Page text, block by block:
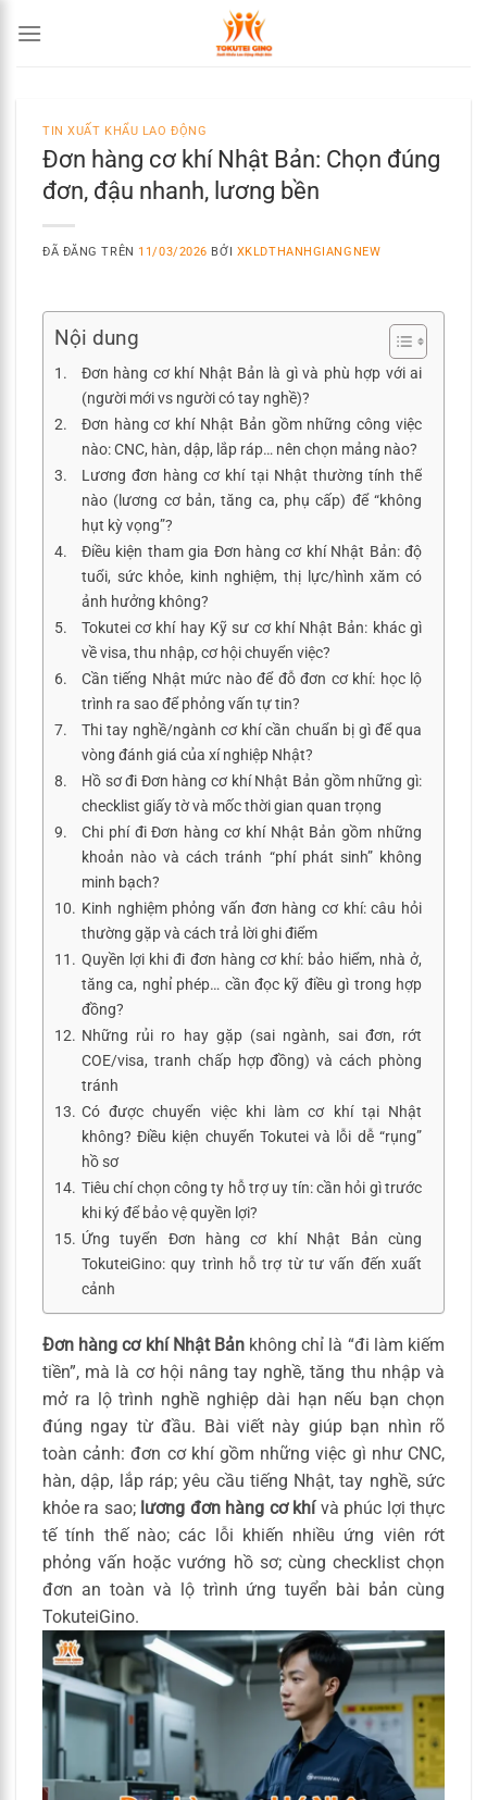
đến
TIN XUẤT KHẨU LAO ĐỘNG
Đơn hàng cơ khí Nhật Bản: Chọn đúng
đơn, đậu nhanh, lương bền
ĐÃ ĐĂNG TRÊN 11/03/2026 BỞI XKLDTHANHGIANGNEW
Nội dung
Đơn hàng cơ khí Nhật Bản là gì và phù hợp với ai
(người mới vs người có tay nghề)?
Đơn hàng cơ khí Nhật Bản gồm những công việc
nào: CNC, hàn, dập, lắp ráp… nên chọn mảng nào?
Lương đơn hàng cơ khí tại Nhật thường tính thế
nào (lương cơ bản, tăng ca, phụ cấp) để “không
hụt kỳ vọng”?
Điều kiện tham gia Đơn hàng cơ khí Nhật Bản: độ
tuổi, sức khỏe, kinh nghiệm, thị lực/hình xăm có
ảnh hưởng không?
Tokutei cơ khí hay Kỹ sư cơ khí Nhật Bản: khác gì
về visa, thu nhập, cơ hội chuyển việc?
Cần tiếng Nhật mức nào để đỗ đơn cơ khí: học lộ
trình ra sao để phỏng vấn tự tin?
Thi tay nghề/ngành cơ khí cần chuẩn bị gì để qua
vòng đánh giá của xí nghiệp Nhật?
Hồ sơ đi Đơn hàng cơ khí Nhật Bản gồm những gì:
checklist giấy tờ và mốc thời gian quan trọng
Chi phí đi Đơn hàng cơ khí Nhật Bản gồm những
khoản nào và cách tránh “phí phát sinh” không
minh bạch?
Kinh nghiệm phỏng vấn đơn hàng cơ khí: câu hỏi
thường gặp và cách trả lời ghi điểm
Quyền lợi khi đi đơn hàng cơ khí: bảo hiểm, nhà ở,
tăng ca, nghỉ phép… cần đọc kỹ điều gì trong hợp
đồng?
Những rủi ro hay gặp (sai ngành, sai đơn, rớt
COE/visa, tranh chấp hợp đồng) và cách phòng
tránh
Có được chuyển việc khi làm cơ khí tại Nhật
không? Điều kiện chuyển Tokutei và lỗi dễ “rụng”
hồ sơ
Tiêu chí chọn công ty hỗ trợ uy tín: cần hỏi gì trước
khi ký để bảo vệ quyền lợi?
Ứng tuyển Đơn hàng cơ khí Nhật Bản cùng
TokuteiGino: quy trình hỗ trợ từ tư vấn đến xuất
cảnh
Đơn hàng cơ khí Nhật Bảnkhông chỉ là “đi làm kiếm
tiền”, mà là cơ hội nâng tay nghề, tăng thu nhập và
mở ra lộ trình nghề nghiệp dài hạn nếu bạn chọn
đúng ngay từ đầu. Bài viết này giúp bạn nhìn rõ
toàn cảnh: đơn cơ khí gồm những việc gì như CNC,
hàn, dập, lắp ráp; yêu cầu tiếng Nhật, tay nghề, sức
khỏe ra sao; lương đơn hàng cơ khívà phúc lợi thực
tế tính thế nào; các lỗi khiến nhiều ứng viên rớt
phỏng vấn hoặc vướng hồ sơ; cùng checklist chọn
đơn an toàn và lộ trình ứng tuyển bài bản cùng
TokuteiGino.